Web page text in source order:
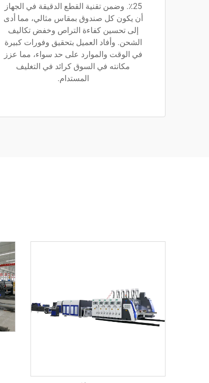
25٪. وضمن تقنية القطع الدقيقة في الجهاز
أن يكون كل صندوق بمقاس مثالي، مما أدى
إلى تحسين كفاءة التراص وخفض تكاليف
الشحن. وأفاد العميل بتحقيق وفورات كبيرة
في الوقت والموارد على حد سواء، مما عزز
مكانته في السوق كرائد في التغليف
المستدام.